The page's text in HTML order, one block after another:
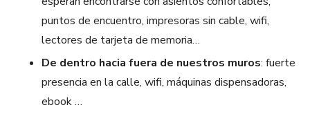
puntos de encuentro, impresoras sin cable, wifi,
lectores de tarjeta de memoria…
De dentro hacia fuera de nuestros muros: fuerte
presencia en la calle, wifi, máquinas dispensadoras,
ebook …